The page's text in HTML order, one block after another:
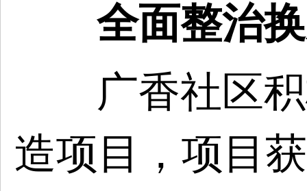
全面整治
广香社区
造项目，项目